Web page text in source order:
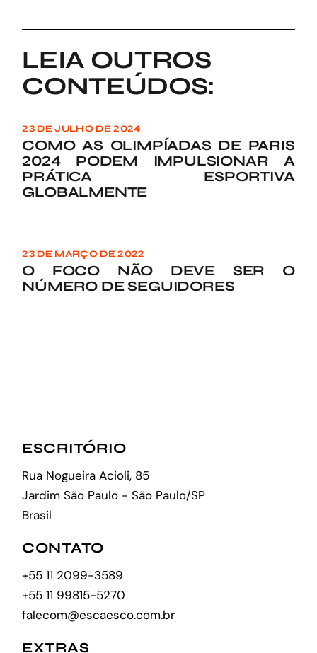
LEIA OUTROS
CONTEÚDOS:
23 DE JULHO DE 2024
COMO AS OLIMPÍADAS DE PARIS
2024 PODEM IMPULSIONAR A
PRÁTICA ESPORTIVA
GLOBALMENTE
23 DE MARÇO DE 2022
O FOCO NÃO DEVE SER O
NÚMERO DE SEGUIDORES
ESCRITÓRIO
Rua Nogueira Acioli, 85
Jardim São Paulo - São Paulo/SP
Brasil
CONTATO
+55 11 2099-3589
+55 11 99815-5270
falecom@escaesco.com.br
EXTRAS